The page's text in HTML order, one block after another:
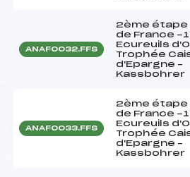
ANAF0032.FFS
2ème étape
de France -
Ecureuils
Trophée
d'Epargne –
Kassbohrer
ANAF0033.FFS
2ème étape
de France -
Ecureuils
Trophée
d'Epargne –
Kassbohrer